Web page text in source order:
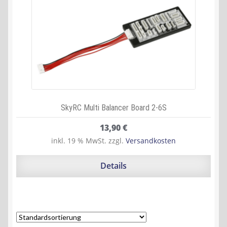
SkyRC Multi Balancer Board 2-6S
13,90€
inkl. 19 % MwSt. zzgl. Versandkosten
Details